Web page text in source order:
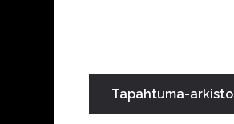
Tapahtuma-arkisto